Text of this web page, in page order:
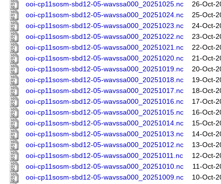
ooi-cp11sosm-sbd12-05-wavssa000_20251025.nc
26-Oct-
ooi-cp11sosm-sbd12-05-wavssa000_20251024.nc
25-Oct-
ooi-cp11sosm-sbd12-05-wavssa000_20251023.nc
24-Oct-
ooi-cp11sosm-sbd12-05-wavssa000_20251022.nc
23-Oct-
ooi-cp11sosm-sbd12-05-wavssa000_20251021.nc
22-Oct-
ooi-cp11sosm-sbd12-05-wavssa000_20251020.nc
21-Oct-
ooi-cp11sosm-sbd12-05-wavssa000_20251019.nc
20-Oct-
ooi-cp11sosm-sbd12-05-wavssa000_20251018.nc
19-Oct-
ooi-cp11sosm-sbd12-05-wavssa000_20251017.nc
18-Oct-
ooi-cp11sosm-sbd12-05-wavssa000_20251016.nc
17-Oct-
ooi-cp11sosm-sbd12-05-wavssa000_20251015.nc
16-Oct-
ooi-cp11sosm-sbd12-05-wavssa000_20251014.nc
15-Oct-
ooi-cp11sosm-sbd12-05-wavssa000_20251013.nc
14-Oct-
ooi-cp11sosm-sbd12-05-wavssa000_20251012.nc
13-Oct-
ooi-cp11sosm-sbd12-05-wavssa000_20251011.nc
12-Oct-
ooi-cp11sosm-sbd12-05-wavssa000_20251010.nc
11-Oct-
ooi-cp11sosm-sbd12-05-wavssa000_20251009.nc
10-Oct-